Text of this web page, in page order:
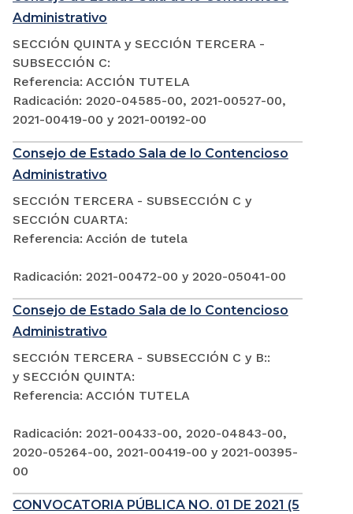
Administrativo
SECCIÓN QUINTA y SECCIÓN TERCERA -
SUBSECCIÓN C:
Referencia: ACCIÓN TUTELA
Radicación: 2020-04585-00, 2021-00527-00,
2021-00419-00 y 2021-00192-00
Consejo de Estado Sala de lo Contencioso
Administrativo
SECCIÓN TERCERA - SUBSECCIÓN C y
SECCIÓN CUARTA:
Referencia: Acción de tutela
Radicación: 2021-00472-00 y 2020-05041-00
Consejo de Estado Sala de lo Contencioso
Administrativo
SECCIÓN TERCERA - SUBSECCIÓN C y B::
y SECCIÓN QUINTA:
Referencia: ACCIÓN TUTELA
Radicación: 2021-00433-00, 2020-04843-00,
2020-05264-00, 2021-00419-00 y 2021-00395-
00
CONVOCATORIA PÚBLICA NO. 01 DE 2021 (5